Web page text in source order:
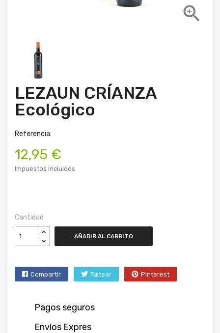

LEZAUN CRÍANZA
Ecológico
Referencia:
12,95 €
Impuestos incluidos
Cantidad
AÑADIR AL CARRITO
Compartir Tuitear Pinterest
Pagos seguros
Envíos Expres